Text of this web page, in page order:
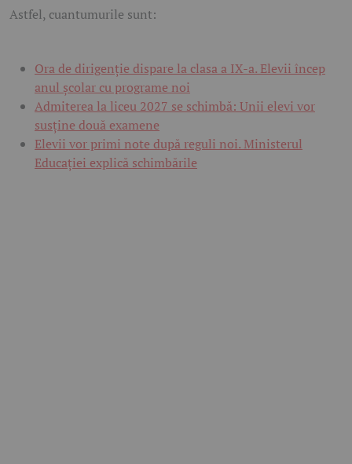
Astfel, cuantumurile sunt:
Ora de dirigenție dispare la clasa a IX-a. Elevii încep
anul școlar cu programe noi
Admiterea la liceu 2027 se schimbă: Unii elevi vor
susține două examene
Elevii vor primi note după reguli noi. Ministerul
Educației explică schimbările